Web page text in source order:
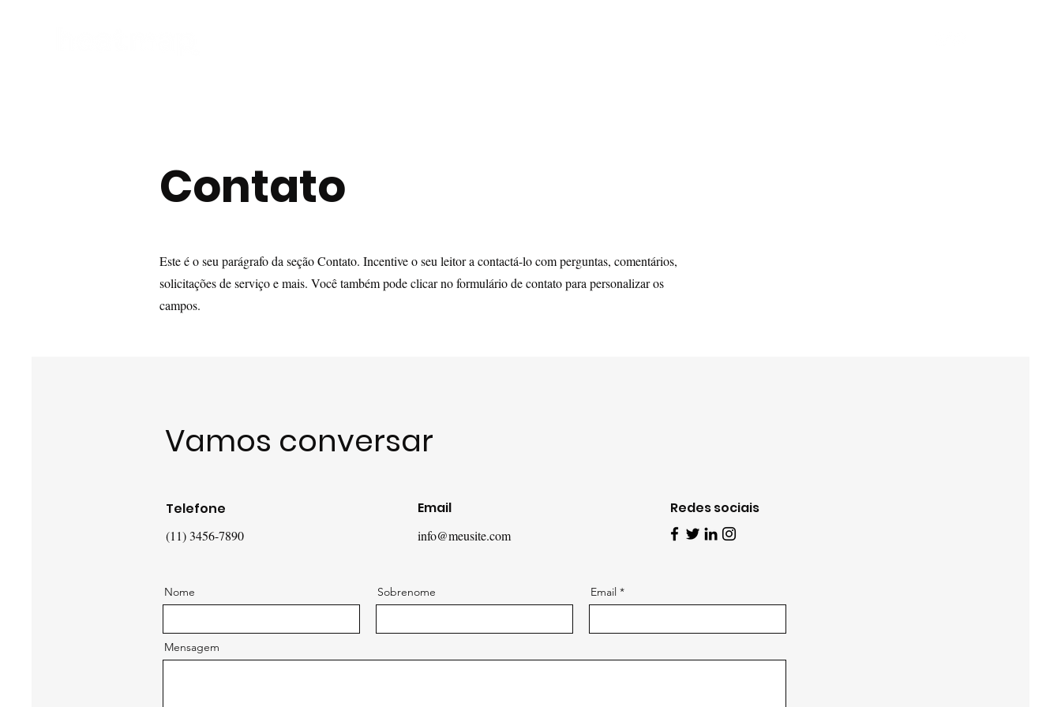
Contato
Este é o seu parágrafo da seção Contato. Incentive o seu leitor a contactá-lo com perguntas, comentários,
solicitações de serviço e mais. Você também pode clicar no formulário de contato para personalizar os
campos.
Vamos conversar
Telefone
(11) 3456-7890
Email
info@meusite.com
Redes sociais
Nome Sobrenome Email
Mensagem